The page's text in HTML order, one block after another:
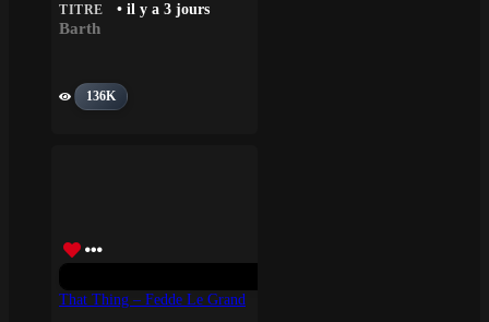
TITRE • il y a 3 jours
Barth
136K
That Thing – Fedde Le Grand